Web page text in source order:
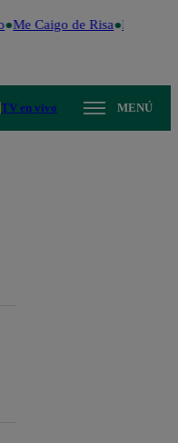
Me Caigo de Risa Perú
TV en vivo MENÚ